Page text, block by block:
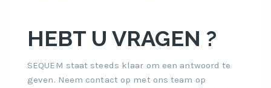
HEBT U VRAGEN ?
SEQUEM staat steeds klaar om een antwoord te
geven. Neem contact op met ons team op